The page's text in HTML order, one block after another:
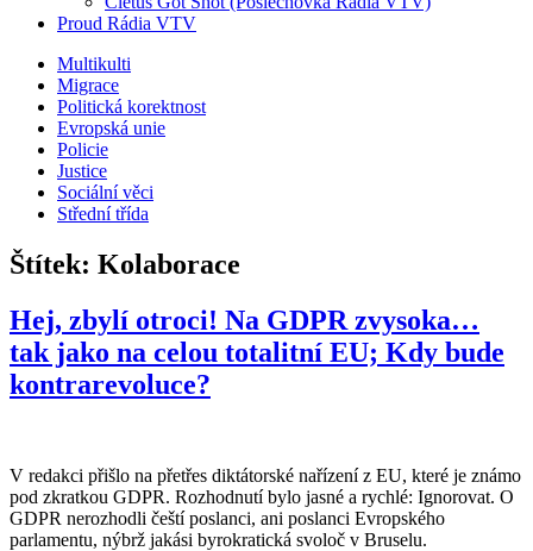
Proud Rádia VTV
Sub
menu
Multikulti
Migrace
Politická korektnost
Evropská unie
Policie
Justice
Sociální věci
Střední třída
Štítek: Kolaborace
Hej, zbylí otroci! Na GDPR zvysoka…
tak jako na celou totalitní EU; Kdy bude
kontrarevoluce?
V redakci přišlo na přetřes diktátorské nařízení z EU, které je známo
pod zkratkou GDPR. Rozhodnutí bylo jasné a rychlé: Ignorovat. O
GDPR nerozhodli čeští poslanci, ani poslanci Evropského
parlamentu, nýbrž jakási byrokratická svoloč v Bruselu.